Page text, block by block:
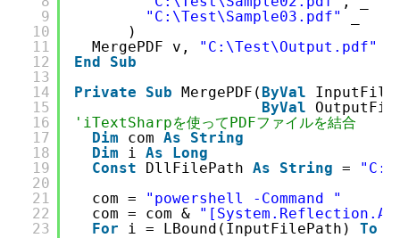
9
10
11
12
13
14
15
16
17
18
19
20
21
22
23
"C:\Test\Sample03.pdf"
)
MergePDF v,
"C:\Test\Output.pdf"
End
Sub
Private
Sub MergePDF( ByVal
ByVal
'iTextSharpを使ってPDFファイルを結合
Dim
com As
String
Dim
i As
Long
Const
DllFilePath As String =
com =
"powershell -Command "
com = com &
For
i = LBound(InputFilePath) To